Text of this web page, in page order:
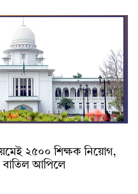
২৫০০ শিক্ষক নিয়োগ,
বাতিল আপিলে